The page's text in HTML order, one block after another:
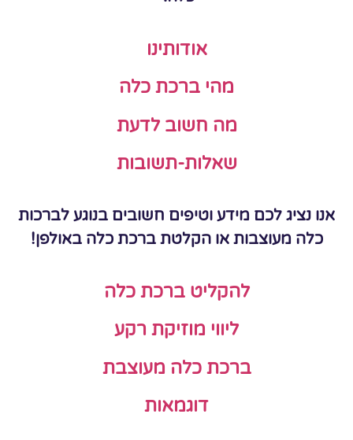
אודותינו
מהי ברכת כלה
מה חשוב לדעת
שאלות-תשובות
אנו נציג לכם מידע וטיפים חשובים בנוגע לברכות
כלה מעוצבות או הקלטת ברכת כלה באולפן!
להקליט ברכת כלה
ליווי מוזיקת רקע
ברכת כלה מעוצבת
דוגמאות